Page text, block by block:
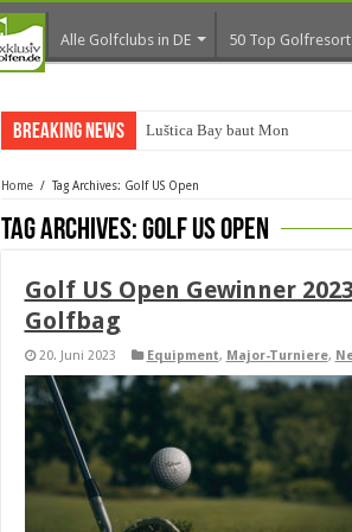
Alle Golfclubs in DE 50 Top
Breaking News Luštica Bay baut Montenegros
Home / Tag Archives: Golf US Open
Tag Archives:Golf US Open
Golf US Open Gewinner
Golfbag
20. Juni 2023 Equipment, Major-Turniere,